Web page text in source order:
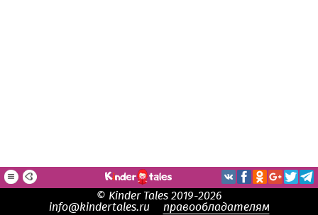
© Kinder Tales 2019-2026
info@kindertales.ru
правообладателям